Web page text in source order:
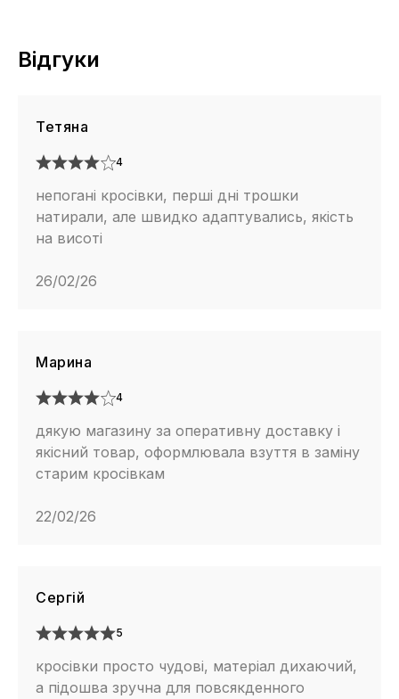
Відгуки
Тетяна
4
непогані кросівки, перші дні трошки
натирали, але швидко адаптувались, якість
на висоті
26/02/26
Марина
4
дякую магазину за оперативну доставку і
якісний товар, оформлювала взуття в заміну
старим кросівкам
22/02/26
Сергій
5
кросівки просто чудові, матеріал дихаючий,
а підошва зручна для повсякденного